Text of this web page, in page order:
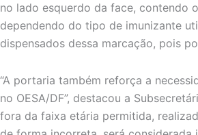
no lado esquerdo da face, contendo
dependendo do tipo de imunizante
dispensados dessa marcação, pois
“A portaria também reforça a
no OESA/DF”, destacou a
fora da faixa etária permitida,